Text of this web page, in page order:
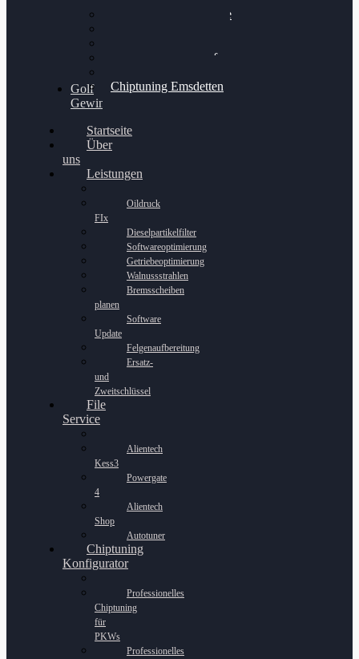
Bilgenroth Performance
Chiptuning Schüttorf
Chiptuning Emsdetten
Golf
Gewinnspiel
Startseite
Über
uns
Leistungen
Oildruck
FIx
Dieselpartikelfilter
Softwareoptimierung
Getriebeoptimierung
Walnussstrahlen
Bremsscheiben
planen
Software
Update
Felgenaufbereitung
Ersatz-
und
Zweitschlüssel
File
Service
Alientech
Kess3
Powergate
4
Alientech
Shop
Autotuner
Chiptuning
Konfigurator
Professionelles
Chiptuning
für
PKWs
Professionelles